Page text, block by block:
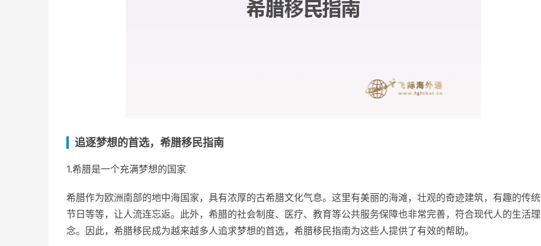
追逐梦想的首选，希腊移民指南
1.希腊是一个充满梦想的国家
希腊作为欧洲南部的地中海国家，具有浓厚的古希腊文化气息。这里有美丽的海滩，壮观的奇迹建筑，有趣的传统
节日等等，让人流连忘返。此外，希腊的社会制度、医疗、教育等公共服务保障也非常完善，符合现代人的生活理
念。因此，希腊移民成为越来越多人追求梦想的首选，希腊移民指南为这些人提供了有效的帮助。